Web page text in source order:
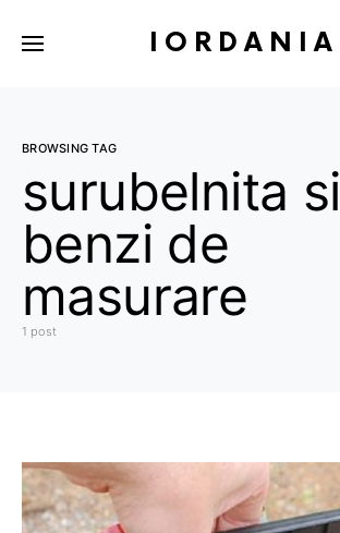
IORDANIA
BROWSING TAG
surubelnita si
benzi de
masurare
1 post